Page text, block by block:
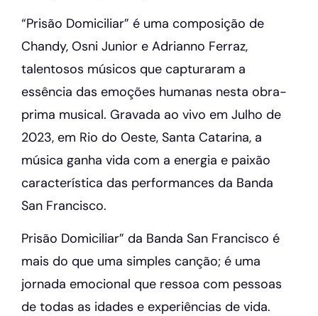
“Prisão Domiciliar” é uma composição de
Chandy, Osni Junior e Adrianno Ferraz,
talentosos músicos que capturaram a
essência das emoções humanas nesta obra-
prima musical. Gravada ao vivo em Julho de
2023, em Rio do Oeste, Santa Catarina, a
música ganha vida com a energia e paixão
característica das performances da Banda
San Francisco.
Prisão Domiciliar” da Banda San Francisco é
mais do que uma simples canção; é uma
jornada emocional que ressoa com pessoas
de todas as idades e experiências de vida.